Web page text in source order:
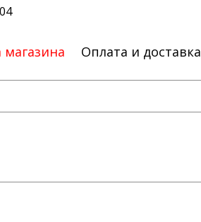
магазина Оплата и доставка